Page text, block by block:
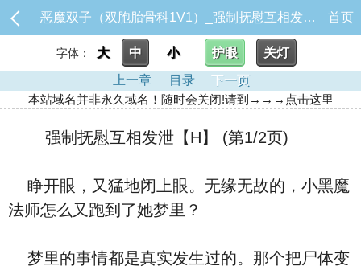
恶魔双子（双胞胎骨科1V1）_强制抚慰互相发泄【H】 首页
字体： 大 中 小 护眼
关灯
上一章
目录
下一页
本站域名并非永久域名！随时会关闭!请到→→→点击这里
强制抚慰互相发泄【H】 (第1/2页)
睁开眼，又猛地闭上眼。无缘无故的，小黑魔
法师怎么又跑到了她梦里？
梦里的事情都是真实发生过的。那个把尸体变